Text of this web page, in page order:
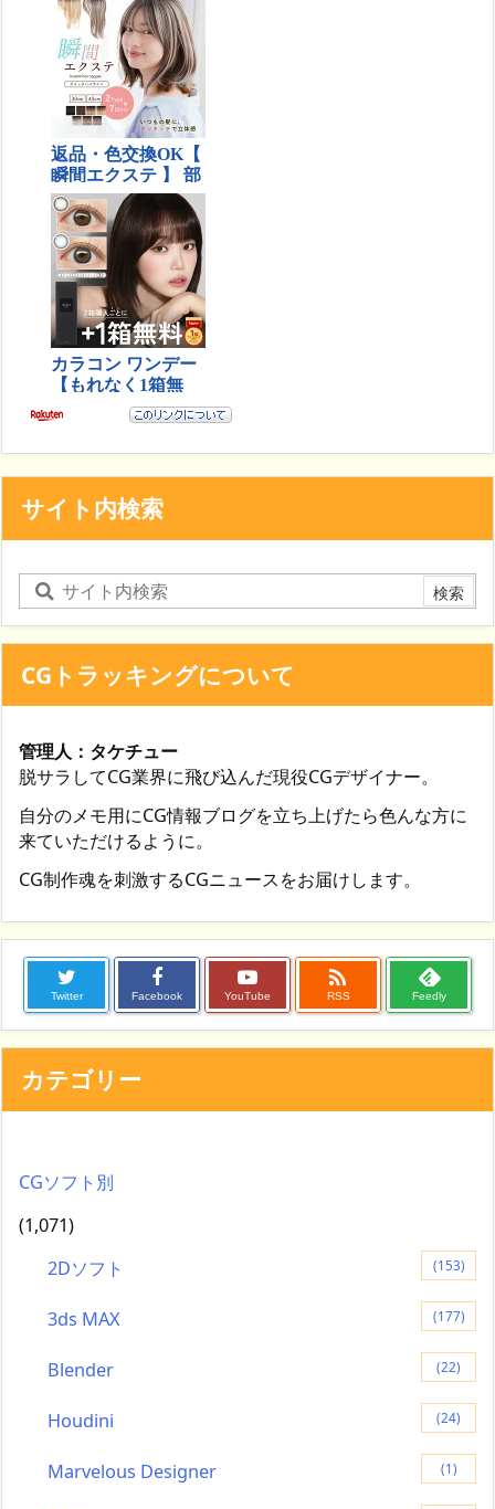
サイト内検索
CGトラッキングについて
管理人：タケチュー
脱サラしてCG業界に飛び込んだ現役CGデザイナー。
自分のメモ用にCG情報ブログを立ち上げたら色んな方に
来ていただけるように。
CG制作魂を刺激するCGニュースをお届けします。
Twitter Facebook YouTube

RSS Feedly
カテゴリー
CGソフト別
(1,071)
2Dソフト
(153)
3ds MAX (177)
Blender (22)
Houdini (24)
Marvelous Designer (1)